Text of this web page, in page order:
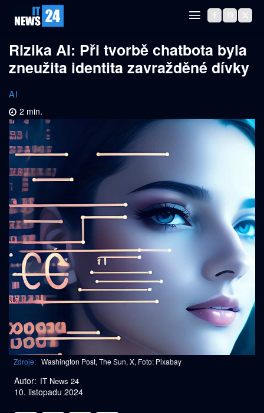
Rizika AI: Při tvorbě chatbota byla
zneužita identita zavražděné dívky
AI
2 min.
Zdroje: Washington Post, The Sun, X, Foto: Pixabay
Autor: IT News 24
10. listopadu 2024